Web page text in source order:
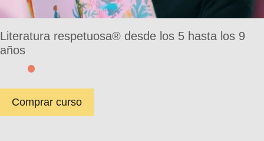
Literatura respetuosa® desde los 5 hasta los 9
años
Comprar curso